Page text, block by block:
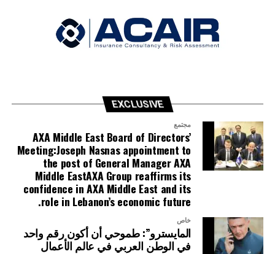
EXCLUSIVE
مجتمع
AXA Middle East Board of Directors’
Meeting:Joseph Nasnas appointment to
the post of General Manager AXA
Middle EastAXA Group reaffirms its
confidence in AXA Middle East and its
role in Lebanon’s economic future.
خاص
المايسترو”: طموحي أن أكون رقم واحد
في الوطن العربي في عالم الأعمال